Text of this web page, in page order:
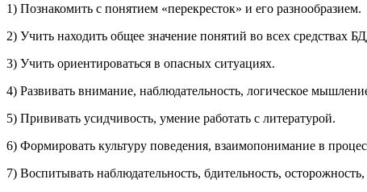
1) Познакомить с понятием «перекресток» и его разнообразием.
2) Учить находить общее значение понятий во всех средствах
3) Учить ориентироваться в опасных ситуациях.
4) Развивать внимание, наблюдательность, логическое
5) Прививать усидчивость, умение работать с литературой.
6) Формировать культуру поведения, взаимопонимание в
7) Воспитывать наблюдательность, бдительность,